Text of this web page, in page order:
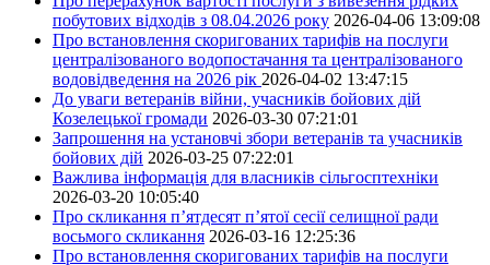
побутових відходів з 08.04.2026 року 2026-04-06 13:09:08
Про встановлення скоригованих тарифів на послуги
централізованого водопостачання та централізованого
водовідведення на 2026 рік 2026-04-02 13:47:15
До уваги ветеранів війни, учасників бойових дій
Козелецької громади 2026-03-30 07:21:01
Запрошення на установчі збори ветеранів та учасників
бойових дій 2026-03-25 07:22:01
Важлива інформація для власників сільгосптехніки
2026-03-20 10:05:40
Про скликання п’ятдесят п’ятої сесії селищної ради
восьмого скликання 2026-03-16 12:25:36
Про встановлення скоригованих тарифів на послуги